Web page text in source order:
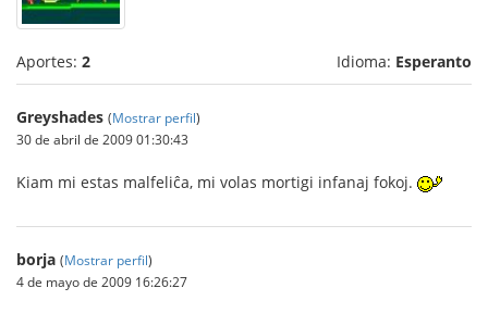
Aportes: 2 Idioma: Esperanto
Greyshades (Mostrar perfil)
30 de abril de 2009 01:30:43
Kiam mi estas malfeliĉa, mi volas mortigi infanaj fokoj.
borja (Mostrar perfil)
4 de mayo de 2009 16:26:27